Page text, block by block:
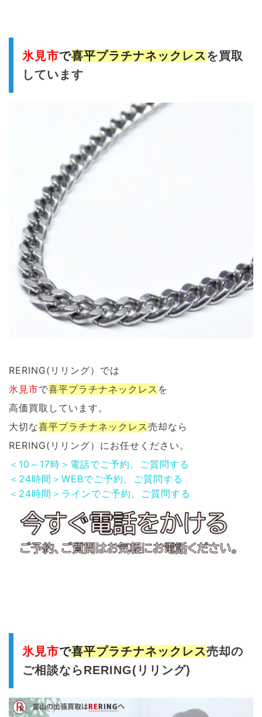
氷見市で喜平プラチナネックレス を買取
しています
RERING(リリング）では
氷見市で喜平プラチナネックレス を
高価買取しています。
大切な喜平プラチナネックレス売却なら
RERING(リリング）にお任せください。
＜10～17時＞電話でご予約、ご質問する
＜24時間＞WEBでご予約、ご質問する
＜24時間＞ラインでご予約、ご質問する
氷見市で喜平プラチナネックレス売却の
ご相談ならRERING(リリング)